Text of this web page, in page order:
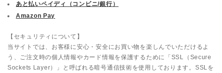
あと払いペイディ（コンビニ/銀行）
Amazon Pay
【セキュリティについて】
当サイトでは、お客様に安心・安全にお買い物を楽しんでいただけるよ
う、ご注文時の個人情報やカード情報を保護するために「SSL（Secure
Sockets Layer）」と呼ばれる暗号通信技術を使用しております。SSLを